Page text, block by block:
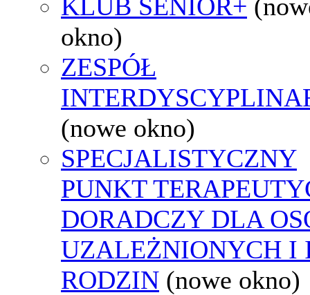
KLUB SENIOR+
okno)
ZESPÓŁ
(nowe okno)
SPECJALISTYCZNY
PUNKT
DORADCZY DLA
UZALEŻNIONYCH I
RODZIN (nowe okno)